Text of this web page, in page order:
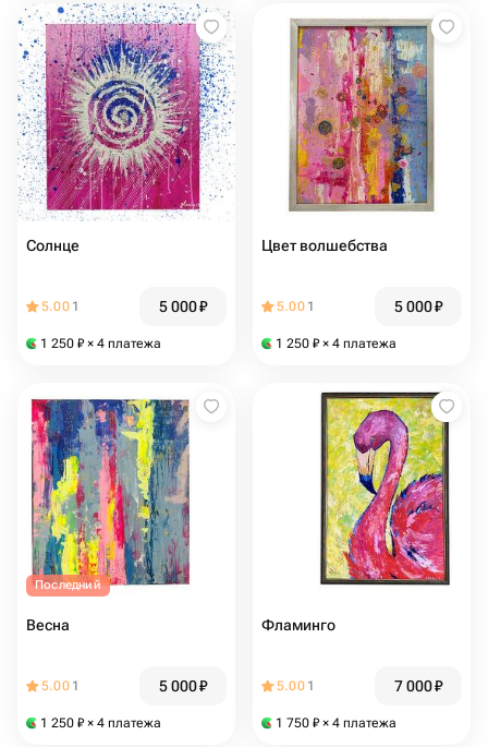
Солнце
5.00 1 5 000₽
1 250 ₽ × 4 платежа
Цвет волшебства
5.00 1 5 000₽
1 250 ₽ × 4 платежа
Последний
Весна
5.00 1 5 000₽
1 250 ₽ × 4 платежа
Фламинго
5.00 1 7 000₽
1 750 ₽ × 4 платежа